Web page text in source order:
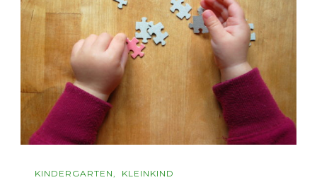
KINDERGARTEN KLEINKIND